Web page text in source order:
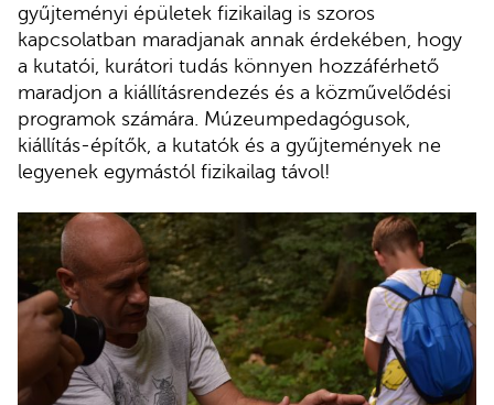
gyűjteményi épületek fizikailag is szoros
kapcsolatban maradjanak annak érdekében, hogy
a kutatói, kurátori tudás könnyen hozzáférhető
maradjon a kiállításrendezés és a közművelődési
programok számára. Múzeumpedagógusok,
kiállítás-építők, a kutatók és a gyűjtemények ne
legyenek egymástól fizikailag távol!